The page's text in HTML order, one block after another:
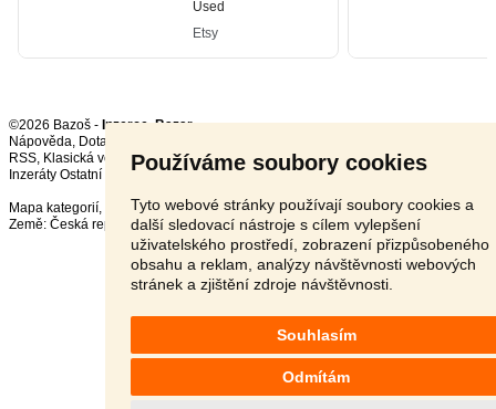
Používáme soubory cookies
Tyto webové stránky používají soubory cookies a
další sledovací nástroje s cílem vylepšení
uživatelského prostředí, zobrazení přizpůsobeného
obsahu a reklam, analýzy návštěvnosti webových
stránek a zjištění zdroje návštěvnosti.
Souhlasím
Odmítám
©2026 Bazoš - Inzerce, Bazar
Nápověda, Dotazy
RSS,
Inzeráty Ostatní celkem: 149083 , za 24 hodin:3710
Mapa kategorií,
Nejvyhledávanější výrazy
Země: Česká republika ,Slovensko,Polsko,Rakousko